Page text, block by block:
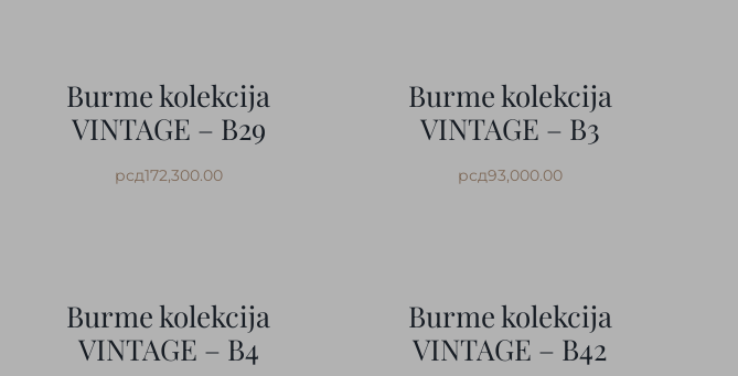
Burme kolekcija
VINTAGE – B29
рсд172,300.00
Burme kolekcija
VINTAGE – B3
рсд93,000.00
Burme kolekcija
VINTAGE – B4
Burme kolekcija
VINTAGE – B42